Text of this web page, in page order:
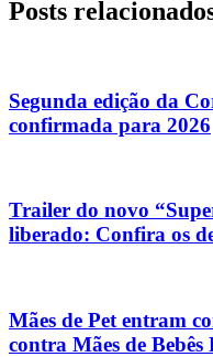
Posts
Segunda edição da
confirmada para 2026
Trailer do novo
liberado: Confira os
Mães de Pet entram
contra Mães de